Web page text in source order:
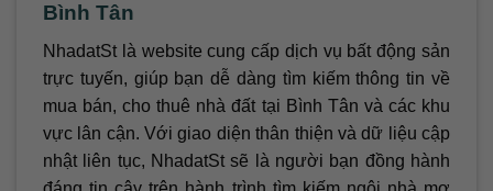
Bình Tân
NhadatSt là website cung cấp dịch vụ bất động sản
trực tuyến, giúp bạn dễ dàng tìm kiếm thông tin về
mua bán, cho thuê nhà đất tại Bình Tân và các khu
vực lân cận. Với giao diện thân thiện và dữ liệu cập
nhật liên tục, NhadatSt sẽ là người bạn đồng hành